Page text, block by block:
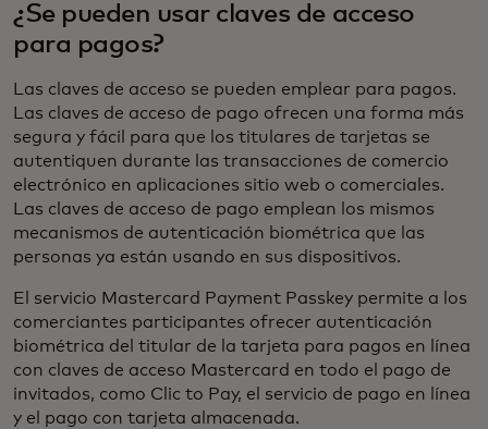
¿Se pueden usar claves de acceso
para pagos?
Las claves de acceso se pueden emplear para pagos.
Las claves de acceso de pago ofrecen una forma más
segura y fácil para que los titulares de tarjetas se
autentiquen durante las transacciones de comercio
electrónico en aplicaciones sitio web o comerciales.
Las claves de acceso de pago emplean los mismos
mecanismos de autenticación biométrica que las
personas ya están usando en sus dispositivos.
El servicio Mastercard Payment Passkey permite a los
comerciantes participantes ofrecer autenticación
biométrica del titular de la tarjeta para pagos en línea
con claves de acceso Mastercard en todo el pago de
invitados, como Clic to Pay, el servicio de pago en línea
y el pago con tarjeta almacenada.